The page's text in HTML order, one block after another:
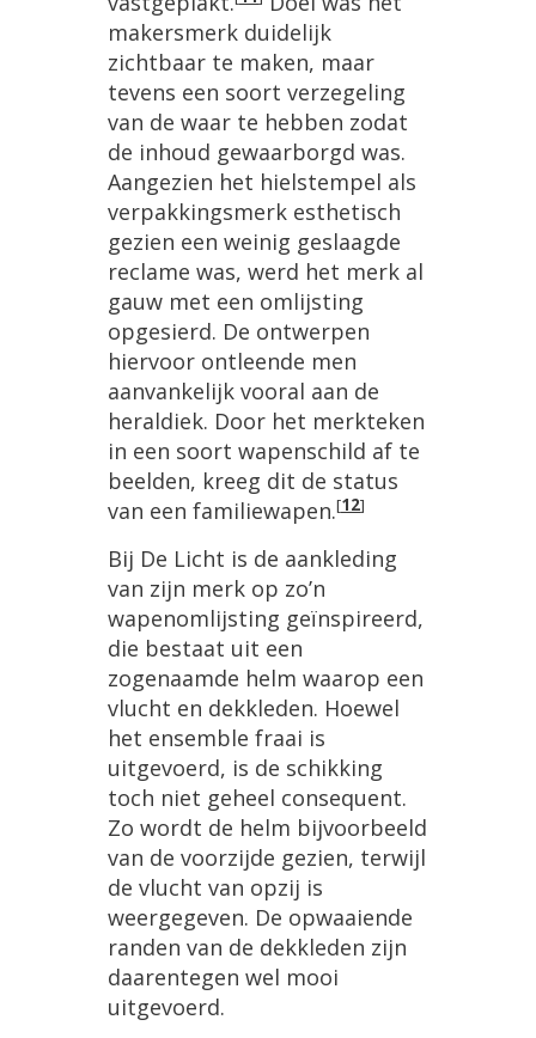
makersmerk duidelijk
zichtbaar te maken, maar
tevens een soort verzegeling
van de waar te hebben zodat
de inhoud gewaarborgd was.
Aangezien het hielstempel als
verpakkingsmerk esthetisch
gezien een weinig geslaagde
reclame was, werd het merk al
gauw met een omlijsting
opgesierd. De ontwerpen
hiervoor ontleende men
aanvankelijk vooral aan de
heraldiek. Door het merkteken
in een soort wapenschild af te
beelden, kreeg dit de status
van een familiewapen.[12]
Bij De Licht is de aankleding
van zijn merk op zo’n
wapenomlijsting geïnspireerd,
die bestaat uit een
zogenaamde helm waarop een
vlucht en dekkleden. Hoewel
het ensemble fraai is
uitgevoerd, is de schikking
toch niet geheel consequent.
Zo wordt de helm bijvoorbeeld
van de voorzijde gezien, terwijl
de vlucht van opzij is
weergegeven. De opwaaiende
randen van de dekkleden zijn
daarentegen wel mooi
uitgevoerd.